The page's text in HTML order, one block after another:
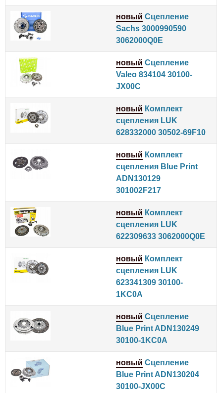
новый Сцепление
Sachs 3000990590
3062000Q0E
новый Сцепление
Valeo 834104 30100-
JX00C
новый Комплект
сцепления LUK
628332000 30502-69F10
новый Комплект
сцепления Blue Print
ADN130129
301002F217
новый Комплект
сцепления LUK
622309633 3062000Q0E
новый Комплект
сцепления LUK
623341309 30100-
1KC0A
новый Сцепление
Blue Print ADN130249
30100-1KC0A
новый Сцепление
Blue Print ADN130204
30100-JX00C